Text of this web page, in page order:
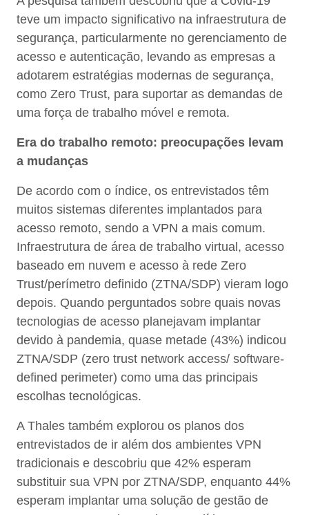
teve um impacto significativo na infraestrutura de
segurança, particularmente no gerenciamento de
acesso e autenticação, levando as empresas a
adotarem estratégias modernas de segurança,
como Zero Trust, para suportar as demandas de
uma força de trabalho móvel e remota.
Era do trabalho remoto: preocupações levam
a mudanças
De acordo com o índice, os entrevistados têm
muitos sistemas diferentes implantados para
acesso remoto, sendo a VPN a mais comum.
Infraestrutura de área de trabalho virtual, acesso
baseado em nuvem e acesso à rede Zero
Trust/perímetro definido (ZTNA/SDP) vieram logo
depois. Quando perguntados sobre quais novas
tecnologias de acesso planejavam implantar
devido à pandemia, quase metade (43%) indicou
ZTNA/SDP (zero trust network access/ software-
defined perimeter) como uma das principais
escolhas tecnológicas.
A Thales também explorou os planos dos
entrevistados de ir além dos ambientes VPN
tradicionais e descobriu que 42% esperam
substituir sua VPN por ZTNA/SDP, enquanto 44%
esperam implantar uma solução de gestão de